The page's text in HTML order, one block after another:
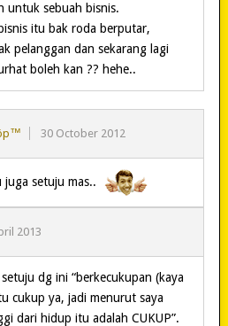
untuk sebuah bisnis.
itu bak roda berputar,
pelanggan dan sekarang lagi
boleh kan ?? hehe..
30 October 2012
juga setuju mas..
2013
dg ini “berkecukupan (kaya
cukup ya, jadi menurut saya
dari hidup itu adalah CUKUP”.